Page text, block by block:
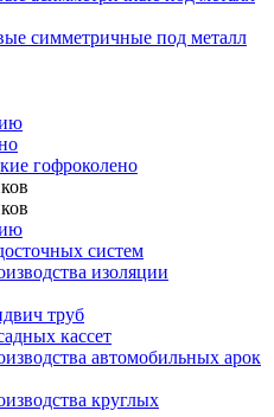
симметричные под металл
гофроколено
систем
изоляции
труб
кассет
автомобильных арок
круглых